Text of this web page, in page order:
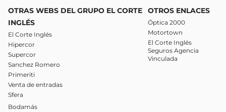
OTRAS WEBS DEL GRUPO EL CORTE
INGLÉS
El Corte Inglés
Hipercor
Supercor
Sanchez Romero
Primeriti
Venta de entradas
Sfera
Bodamás
OTROS ENLACES
Óptica 2000
Motortown
El Corte Inglés
Seguros Agencia
Vinculada